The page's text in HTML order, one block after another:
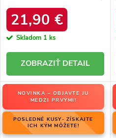
34586 SREBRNY
21,90 €
Skladom 1 ks
DETAIL
NOVINKA – OBJAVTE JU
MEDZI PRVÝMI!
POSLEDNÉ KUSY- ZÍSKAJTE
ICH KÝM MÔŽETE!